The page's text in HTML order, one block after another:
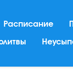
Расписание